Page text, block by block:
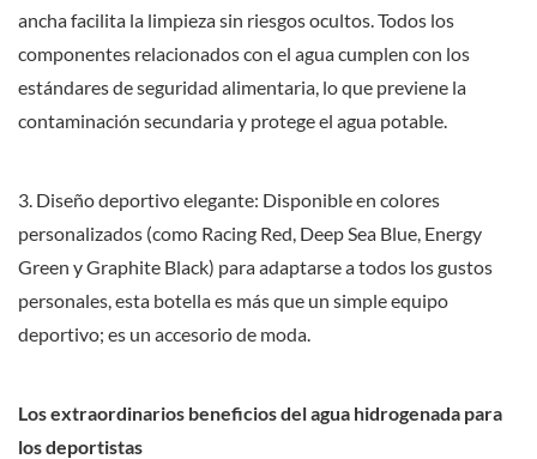
ancha facilita la limpieza sin riesgos ocultos. Todos los
componentes relacionados con el agua cumplen con los
estándares de seguridad alimentaria, lo que previene la
contaminación secundaria y protege el agua potable.
3. Diseño deportivo elegante: Disponible en colores
personalizados (como Racing Red, Deep Sea Blue, Energy
Green y Graphite Black) para adaptarse a todos los gustos
personales, esta botella es más que un simple equipo
deportivo; es un accesorio de moda.
Los extraordinarios beneficios del agua hidrogenada para
los deportistas